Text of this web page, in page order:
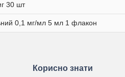
30 шт
0,1 мг/мл 5 мл 1 флакон
Корисно знати